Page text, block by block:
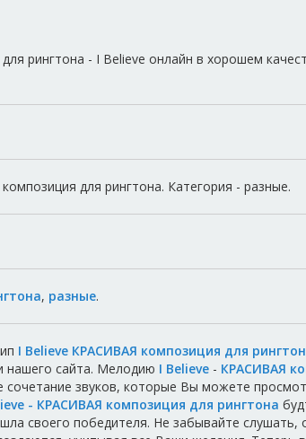
рингтона - I Believe онлайн в хорошем
для рингтона. Категория - разные.
, разные.
I Believe КРАСИВАЯ композиция для
нашего сайта. Мелодию I Believe - КРАСИВАЯ
сочетание звуков, которые Вы можете
- КРАСИВАЯ композиция для рингтона
своего победителя. Не забывайте слушать,